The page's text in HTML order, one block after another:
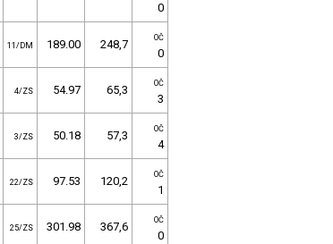
0
11/DM 189.00 248,7 OČ
0
4/ZS 54.97 65,3 OČ
3
3/ZS 50.18 57,3 OČ
4
22/ZS 97.53 120,2 OČ
1
25/ZS 301.98 367,6 OČ
0